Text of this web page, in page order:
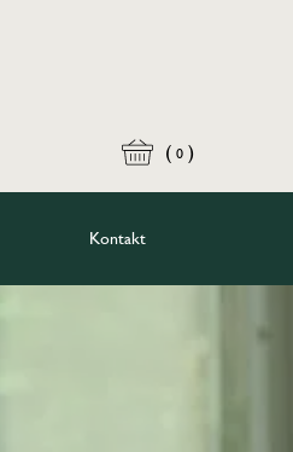
( 0 )
Kontakt